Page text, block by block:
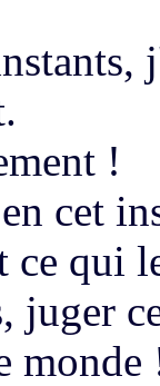
!
cet
ce qui
, juger
monde